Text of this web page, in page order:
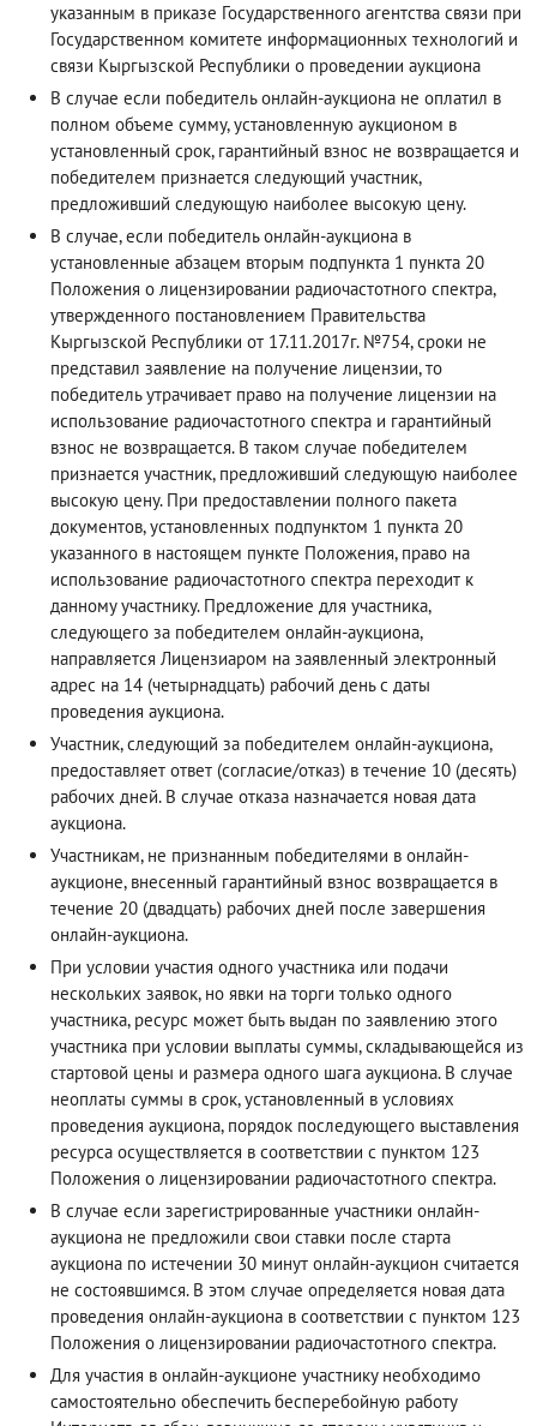
указанным в приказе Государственного агентства связи при
Государственном комитете информационных технологий и
связи Кыргызской Республики о проведении аукциона
В случае если победитель онлайн-аукциона не оплатил в
полном объеме сумму, установленную аукционом в
установленный срок, гарантийный взнос не возвращается и
победителем признается следующий участник,
предложивший следующую наиболее высокую цену.
В случае, если победитель онлайн-аукциона в
установленные абзацем вторым подпункта 1 пункта 20
Положения о лицензировании радиочастотного спектра,
утвержденного постановлением Правительства
Кыргызской Республики от 17.11.2017г. №754, сроки не
представил заявление на получение лицензии, то
победитель утрачивает право на получение лицензии на
использование радиочастотного спектра и гарантийный
взнос не возвращается. В таком случае победителем
признается участник, предложивший следующую наиболее
высокую цену. При предоставлении полного пакета
документов, установленных подпунктом 1 пункта 20
указанного в настоящем пункте Положения, право на
использование радиочастотного спектра переходит к
данному участнику. Предложение для участника,
следующего за победителем онлайн-аукциона,
направляется Лицензиаром на заявленный электронный
адрес на 14 (четырнадцать) рабочий день с даты
проведения аукциона.
Участник, следующий за победителем онлайн-аукциона,
предоставляет ответ (согласие/отказ) в течение 10 (десять)
рабочих дней. В случае отказа назначается новая дата
аукциона.
Участникам, не признанным победителями в онлайн-
аукционе, внесенный гарантийный взнос возвращается в
течение 20 (двадцать) рабочих дней после завершения
онлайн-аукциона.
При условии участия одного участника или подачи
нескольких заявок, но явки на торги только одного
участника, ресурс может быть выдан по заявлению этого
участника при условии выплаты суммы, складывающейся из
стартовой цены и размера одного шага аукциона. В случае
неоплаты суммы в срок, установленный в условиях
проведения аукциона, порядок последующего выставления
ресурса осуществляется в соответствии с пунктом 123
Положения о лицензировании радиочастотного спектра.
В случае если зарегистрированные участники онлайн-
аукциона не предложили свои ставки после старта
аукциона по истечении 30 минут онлайн-аукцион считается
не состоявшимся. В этом случае определяется новая дата
проведения онлайн-аукциона в соответствии с пунктом 123
Положения о лицензировании радиочастотного спектра.
Для участия в онлайн-аукционе участнику необходимо
самостоятельно обеспечить бесперебойную работу